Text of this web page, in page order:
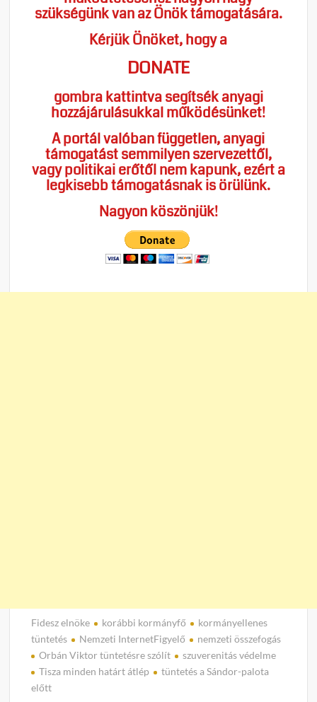
szükségünk van az Önök támogatására.
Kérjük Önöket, hogy a
DONATE
gombra kattintva segítsék anyagi
hozzájárulásukkal működésünket!
A portál valóban független, anyagi
támogatást semmilyen szervezettől,
vagy politikai erőtől nem kapunk, ezért a
legkisebb támogatásnak is örülünk.
Nagyon köszönjük!
Fidesz elnöke korábbi kormányfő
kormányellenes
tüntetés
Nemzeti InternetFigyelő
nemzeti összefogás
Orbán Viktor tüntetésre szólít
szuverenitás védelme
Tisza minden határt átlép
tüntetés a Sándor-palota
előtt